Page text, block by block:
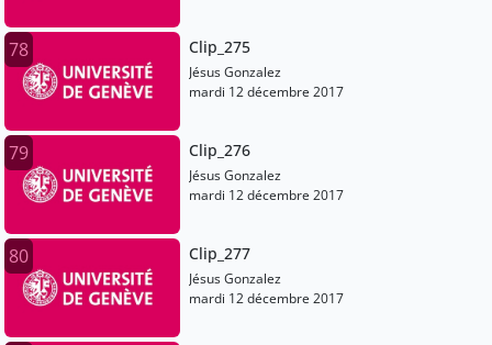
78 Clip_275
Jésus Gonzalez
mardi 12 décembre 2017
79 Clip_276
Jésus Gonzalez
mardi 12 décembre 2017
80 Clip_277
Jésus Gonzalez
mardi 12 décembre 2017